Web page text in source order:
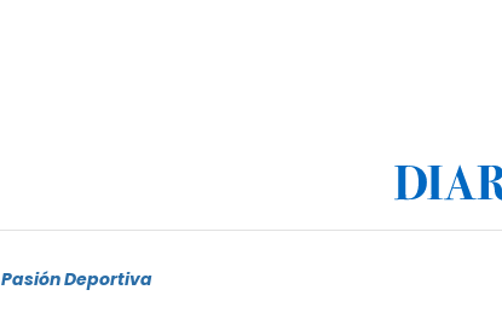
Pasión Deportiva